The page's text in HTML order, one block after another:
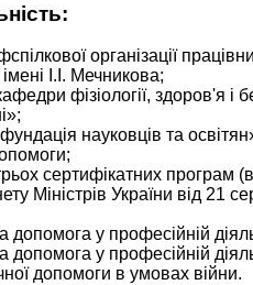
організації
І.І. Мечникова;
фізіології, здоров'я і
науковців та
сертифікатних програм
Міністрів України від 21
у професійній
у професійній
допомоги в умовах війни.